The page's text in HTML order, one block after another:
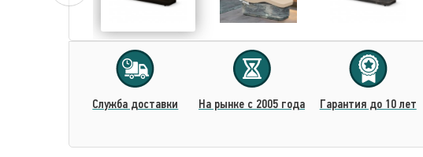
Cлужба доставки На рынке с 2005 года Гарантия до 10 лет